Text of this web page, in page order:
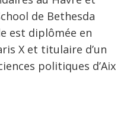
de Bethesda
est diplômée en
X et titulaire d’un
politiques d’Aix